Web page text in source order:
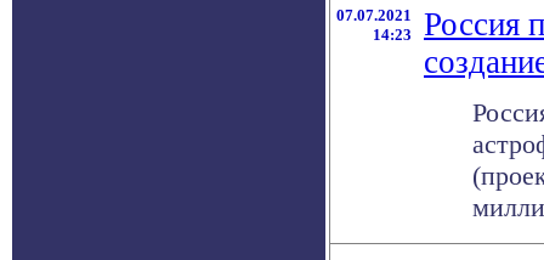
07.07.2021
14:23
Россия